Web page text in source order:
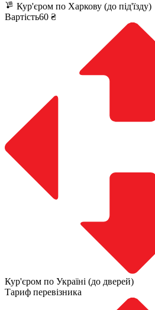
Кур'єром по Харкову (до під'їзду)
Вартість60 ₴
Кур'єром по Україні (до дверей)
Тариф перевізника